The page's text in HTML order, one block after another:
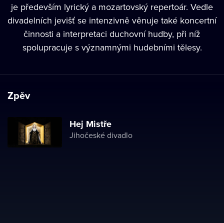
je především lyrický a mozartovský repertoár. Vedle
divadelních jevišť se intenzivně věnuje také koncertní
činnosti a interpretaci duchovní hudby, při níž
spolupracuje s významnými hudebními tělesy.
Zpěv
Hej Mistře
Jihočeské divadlo